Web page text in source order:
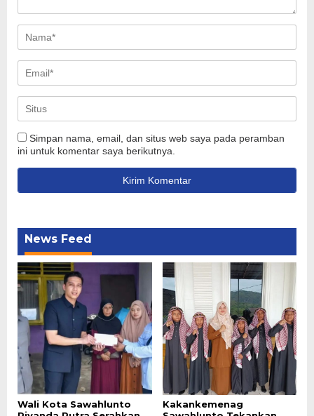
Simpan nama, email, dan situs web saya pada peramban
ini untuk komentar saya berikutnya.
News Feed
Wali Kota Sawahlunto
Kakankemenag